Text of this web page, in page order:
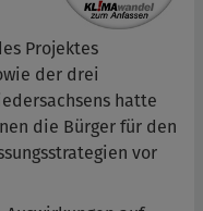
Projektes
der drei
hatte
die Bürger für den
vor